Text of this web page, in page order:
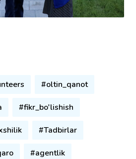
#oltin_qanot
#fikr_bo'lishish
#Tadbirlar
#agentlik